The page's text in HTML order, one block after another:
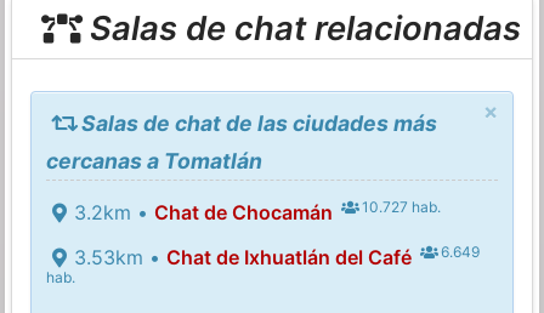
Salas de chat relacionadas
×
Salas de chat de las ciudades más
cercanas a Tomatlán
3.2km • Chat de Chocamán 10.727 hab.
3.53km • Chat de Ixhuatlán del Café
6.649
hab.